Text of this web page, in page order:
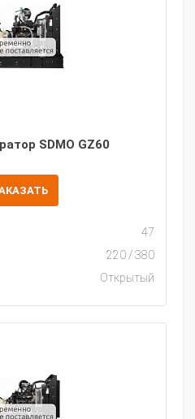
SDMO GZ60
47
220 / 380
Открытый